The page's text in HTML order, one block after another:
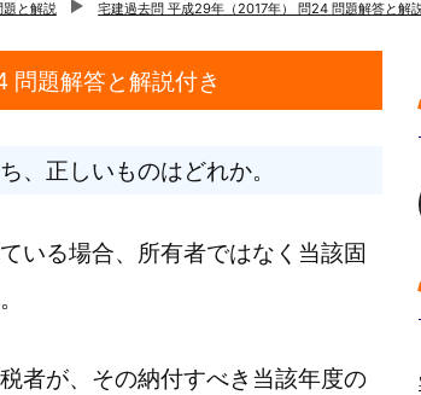
と解説 宅建過去問 平成29年（2017年） 問24 問題解答と解
題解答と解説付き
、正しいものはどれか。
いる場合、所有者ではなく当該固
者が、その納付すべき当該年度の